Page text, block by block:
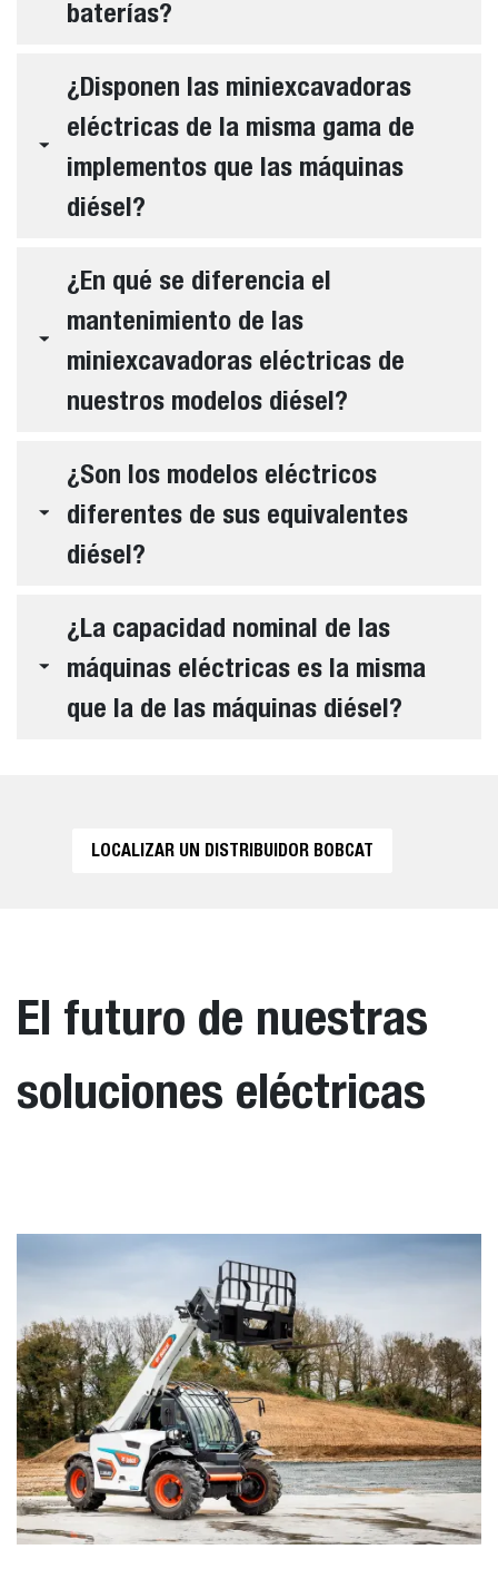
baterías?
¿Disponen las miniexcavadoras
eléctricas de la misma gama de
implementos que las máquinas
diésel?
¿En qué se diferencia el
mantenimiento de las
miniexcavadoras eléctricas de
nuestros modelos diésel?
¿Son los modelos eléctricos
diferentes de sus equivalentes
diésel?
¿La capacidad nominal de las
máquinas eléctricas es la misma
que la de las máquinas diésel?
LOCALIZAR UN DISTRIBUIDOR BOBCAT
El futuro de nuestras
soluciones eléctricas